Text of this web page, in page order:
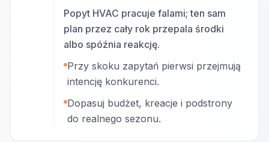
Popyt HVAC pracuje falami; ten sam
plan przez cały rok przepala środki
albo spóźnia reakcję.
Przy skoku zapytań pierwsi przejmują
intencję konkurenci.
Dopasuj budżet, kreacje i podstrony
do realnego sezonu.